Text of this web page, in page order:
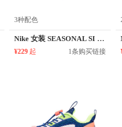
3种配色
Nike 女装 SEASONAL SI TOP字母印花圆领短袖T恤 DC5310
¥229 起 1条购买链接